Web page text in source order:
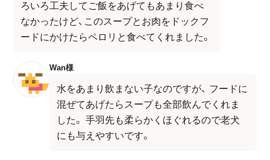
ろいろ工夫してご飯をあげてもあまり食べ
なかったけど、このスープとお肉をドックフ
ードにかけたらペロリと食べてくれました。
Wan様
水をあまり飲まない子なのですが、 フードに
混ぜてあげたらスープも全部飲んでくれま
した。 手羽先も柔らかくほぐれるので老犬
にも与えやすいです。